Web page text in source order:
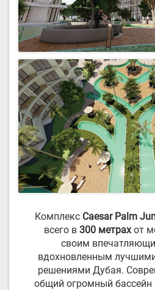
Комплекс Caesar Palm
всего в 300 метрахот
своим
вдохновленным
решениями Дубая.
общий огромный